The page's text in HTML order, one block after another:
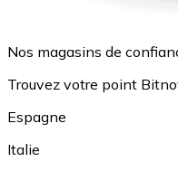
Nos magasins de
Trouvez votre point
Espagne
Italie